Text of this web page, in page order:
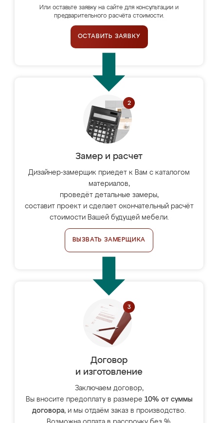
Или оставьте заявку на сайте для консультации и
предварительного расчёта стоимости.
ОСТАВИТЬ ЗАЯВКУ
Замер и расчет
Дизайнер-замерщик приедет к Вам с каталогом
материалов,
проведёт детальные замеры,
составит проект и сделает окончательный расчёт
стоимости Вашей будущей мебели.
ВЫЗВАТЬ ЗАМЕРЩИКА
Договор
и изготовление
Заключаем договор,
Вы вносите предоплату в размере 10% от суммы
договора, и мы отдаём заказ в производство.